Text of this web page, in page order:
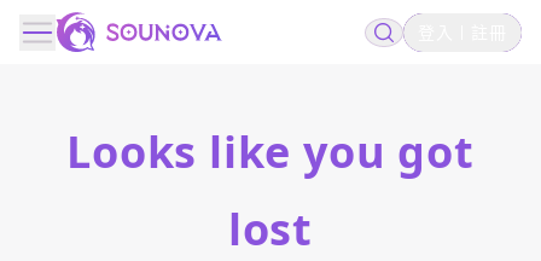
Looks like you got
lost